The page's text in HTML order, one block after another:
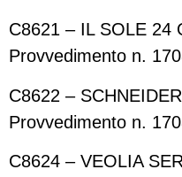
C8621 – IL SOLE 24
Provvedimento n.
C8622 –
Provvedimento n.
C8624 – VEOLIA